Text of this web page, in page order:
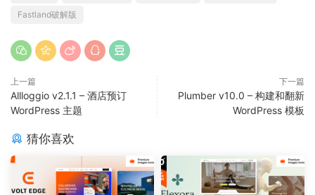
Fastland破解版
上一篇
Allloggio v2.1.1 – 酒店预订
WordPress 主题
下一篇
Plumber v10.0 – 构建和翻新
WordPress 模板
猜你喜欢